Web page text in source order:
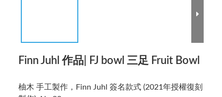
Finn Juhl 作品| FJ bowl 三足 Fruit Bowl
柚木 手工製作，Finn Juhl 簽名款式 (2021年授權復刻